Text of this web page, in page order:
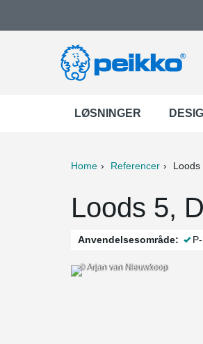
LØSNINGER
Home Referencer Loods
Loods 5,
Anvendelsesområde:
© Arjan van Nieuwkoop